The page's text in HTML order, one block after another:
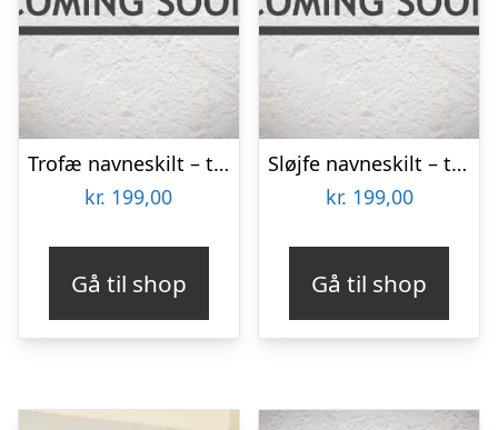
Trofæ navneskilt – træ
kr. 199,00
Gå til shop
Sløjfe navneskilt – træ
kr. 199,00
Gå til shop